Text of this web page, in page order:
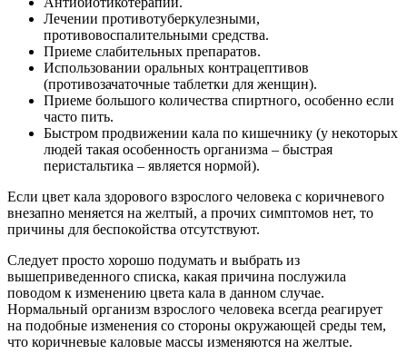
Лечении противотуберкулезными,
противовоспалительными средства.
Приеме слабительных препаратов.
Использовании оральных контрацептивов
(противозачаточные таблетки для женщин).
Приеме большого количества спиртного, особенно если
часто пить.
Быстром продвижении кала по кишечнику (у некоторых
людей такая особенность организма – быстрая
перистальтика – является нормой).
Если цвет кала здорового взрослого человека с коричневого
внезапно меняется на желтый, а прочих симптомов нет, то
причины для беспокойства отсутствуют.
Следует просто хорошо подумать и выбрать из
вышеприведенного списка, какая причина послужила
поводом к изменению цвета кала в данном случае.
Нормальный организм взрослого человека всегда реагирует
на подобные изменения со стороны окружающей среды тем,
что коричневые каловые массы изменяются на желтые.